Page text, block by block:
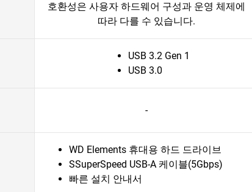
호환성은 사용자 하드웨어 구성과 운영 체제에
따라 다를 수 있습니다.
USB 3.2 Gen 1
USB 3.0
-
WD Elements 휴대용 하드 드라이브
SSuperSpeed USB-A 케이블(5Gbps)
빠른 설치 안내서